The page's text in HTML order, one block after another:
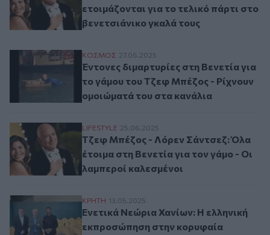
ετοιμάζονται για το τελικό πάρτι στο
βενετσιάνικο γκαλά τους
Έντονες διμαρτυρίες στη Βενετία για
ΚΟΣΜΟΣ 27.06.2025
Έντονες διμαρτυρίες στη Βενετία για
το γάμου του Τζεφ Μπέζος - Ρίχνουν
ομοιώματά του στα κανάλια
Τζεφ Μπέζος - Λόρεν Σάντσεζ: Όλα
LIFESTYLE 25.06.2025
Τζεφ Μπέζος - Λόρεν Σάντσεζ: Όλα
έτοιμα στη Βενετία για τον γάμο - Οι
λαμπεροί καλεσμένοι
Ενετικά Νεώρια Χανίων: Η ελληνική
ΚΡΗΤΗ 13.05.2025
Ενετικά Νεώρια Χανίων: Η ελληνική
εκπροσώπηση στην κορυφαία